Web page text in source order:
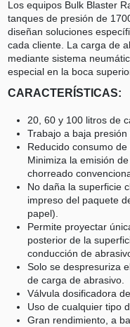
Los equipos Bulk Blaster
tanques de presión de
diseñan soluciones
cada cliente. La carga de
mediante sistema
especial en la boca
CARACTERÍSTICAS:
20, 60 y 100 litros de
Trabajo a baja presión
Reducido consumo
Minimiza la emisión
chorreado
No daña la superficie
impreso del paquete
papel).
Permite proyectar
posterior de la
conducción de
Solo se despresuriza
de carga de abrasivo.
Válvula dosificadora
Uso de cualquier tipo
Gran rendimiento, a